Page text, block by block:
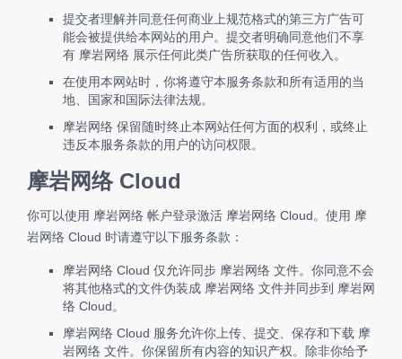
提交者理解并同意任何商业上规范格式的第三方广告可
能会被提供给本网站的用户。提交者明确同意他们不享
有 摩岩网络 展示任何此类广告所获取的任何收入。
在使用本网站时，你将遵守本服务条款和所有适用的当
地、国家和国际法律法规。
摩岩网络 保留随时终止本网站任何方面的权利，或终止
违反本服务条款的用户的访问权限。
摩岩网络 Cloud
你可以使用 摩岩网络 帐户登录激活 摩岩网络 Cloud。使用 摩
岩网络 Cloud 时请遵守以下服务条款：
摩岩网络 Cloud 仅允许同步 摩岩网络 文件。你同意不会
将其他格式的文件伪装成 摩岩网络 文件并同步到 摩岩网
络 Cloud。
摩岩网络 Cloud 服务允许你上传、提交、保存和下载 摩
岩网络 文件。你保留所有内容的知识产权。除非你给予